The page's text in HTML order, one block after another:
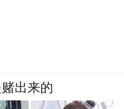
出来的